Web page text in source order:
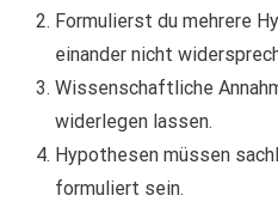
Formulierst du mehrere
einander nicht
Wissenschaftliche
widerlegen lassen.
Hypothesen müssen
formuliert sein.